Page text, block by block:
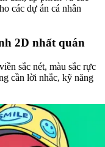
các dự án cá nhân
2D nhất quán
sắc nét, màu sắc rực
cần lời nhắc, kỹ năng